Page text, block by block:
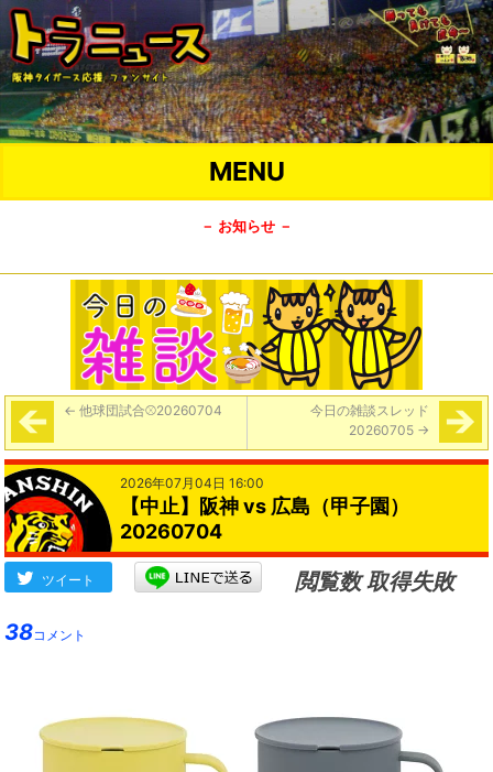
MENU
－ お知らせ －
← 他球団試合⚾️20260704
今日の雑談スレッド
20260705 →
2026年07月04日 16:00
【中止】阪神 vs 広島（甲子園）
20260704
ツイート
閲覧数 取得失敗
38コメント